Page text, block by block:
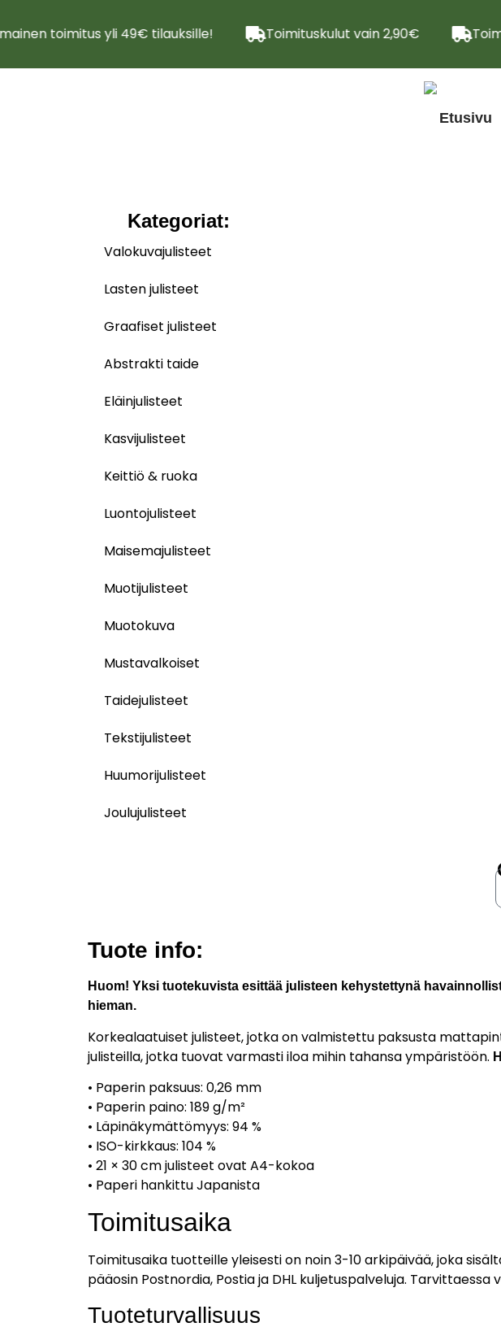
toimitus yli 49€ tilauksille! Toimituskulut vain 2,90€
Etusivu
Kategoriat:
Valokuvajulisteet
Lasten julisteet
Graafiset julisteet
Abstrakti taide
Eläinjulisteet
Kasvijulisteet
Keittiö & ruoka
Luontojulisteet
Maisemajulisteet
Muotijulisteet
Muotokuva
Mustavalkoiset
Taidejulisteet
Tekstijulisteet
Huumorijulisteet
Joulujulisteet
Tuote info:
Huom! Yksi tuotekuvista esittää julisteen kehystettynä
hieman.
Korkealaatuiset julisteet, jotka on valmistettu paksusta
julisteilla, jotka tuovat varmasti iloa mihin tahansa ympäristöön.
• Paperin paksuus: 0,26 mm
• Paperin paino: 189 g/m²
• Läpinäkymättömyys: 94 %
• ISO-kirkkaus: 104 %
• 21 × 30 cm julisteet ovat A4-kokoa
• Paperi hankittu Japanista
Toimitusaika
Toimitusaika tuotteille yleisesti on noin 3-10 arkipäivää, joka
pääosin Postnordia, Postia ja DHL kuljetuspalveluja.
Tuoteturvallisuus